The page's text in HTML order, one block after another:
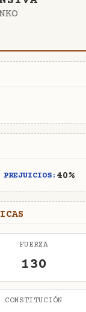
40%
FUERZA
130
CONSTITUCIÓN